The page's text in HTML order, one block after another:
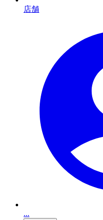
店舗
...